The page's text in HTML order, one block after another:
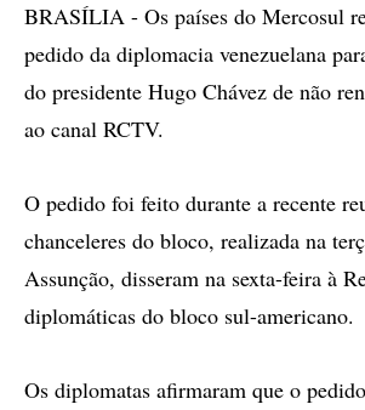
BRASÍLIA - Os países do Mercosul
pedido da diplomacia venezuelana
do presidente Hugo Chávez de não
ao canal RCTV.
O pedido foi feito durante a recente
chanceleres do bloco, realizada na
Assunção, disseram na sexta-feira à
diplomáticas do bloco sul-americano.
Os diplomatas afirmaram que o